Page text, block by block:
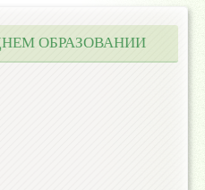
ОБРАЗОВАНИИ